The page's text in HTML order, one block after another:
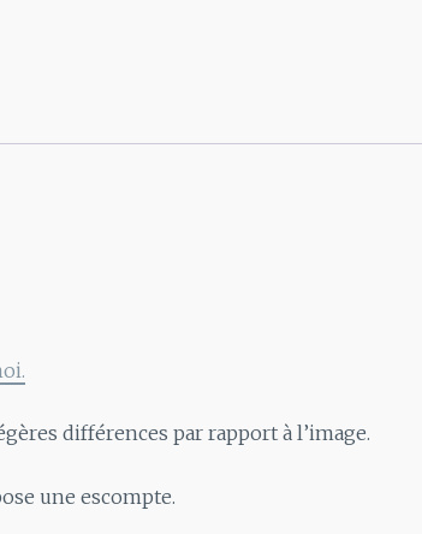
différences par rapport à l’image.
une escompte.